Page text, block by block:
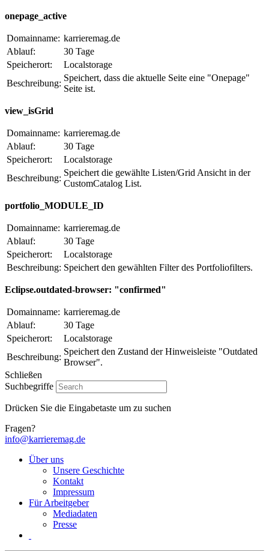
onepage_active
Domainname: karrieremag.de
Ablauf:
30 Tage
Speicherort:
Localstorage
Beschreibung:
Speichert, dass die aktuelle Seite eine "Onepage"
Seite ist.
view_isGrid
Domainname: karrieremag.de
Ablauf:
30 Tage
Speicherort:
Localstorage
Beschreibung:
Speichert die gewählte Listen/Grid Ansicht in der
CustomCatalog List.
portfolio_MODULE_ID
Domainname: karrieremag.de
Ablauf:
30 Tage
Speicherort:
Localstorage
Beschreibung: Speichert den gewählten Filter des Portfoliofilters.
Eclipse.outdated-browser: "confirmed"
Domainname: karrieremag.de
Ablauf:
30 Tage
Speicherort:
Localstorage
Beschreibung:
Speichert den Zustand der Hinweisleiste "Outdated
Browser".
Schließen
Suchbegriffe
Drücken Sie die Eingabetaste um zu suchen
Fragen?
info@karrieremag.de
Über uns
Unsere Geschichte
Kontakt
Impressum
Für Arbeitgeber
Mediadaten
Presse